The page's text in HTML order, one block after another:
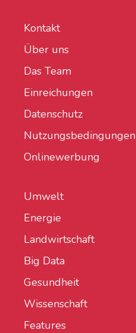
Kontakt
Über uns
Das Team
Einreichungen
Datenschutz
Nutzungsbedingungen
Onlinewerbung
Umwelt
Energie
Landwirtschaft
Big Data
Gesundheit
Wissenschaft
Features